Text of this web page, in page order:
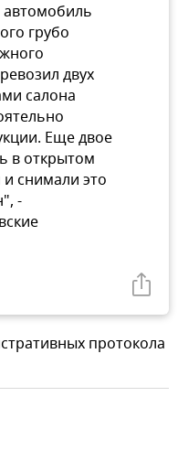
грубо
двух
салона
Еще двое
в открытом
снимали это
-
протокола